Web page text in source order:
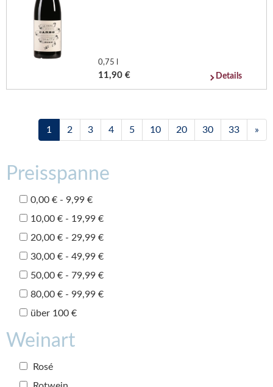
0,75 l
11,90 € Details
1 2 3 4 5 10 20 30 33 »
Preisspanne
0,00 € - 9,99 €
10,00 € - 19,99 €
20,00 € - 29,99 €
30,00 € - 49,99 €
50,00 € - 79,99 €
80,00 € - 99,99 €
über 100 €
Weinart
Rosé